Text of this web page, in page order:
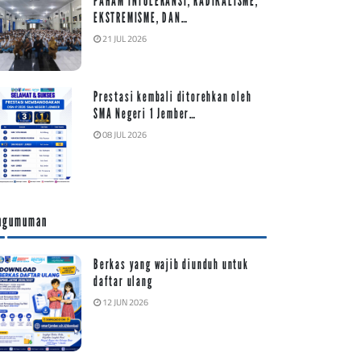
EKSTREMISME, DAN…
21 JUL 2026
Prestasi kembali ditorehkan oleh
SMA Negeri 1 Jember…
08 JUL 2026
Berkas yang wajib diunduh untuk
daftar ulang
12 JUN 2026